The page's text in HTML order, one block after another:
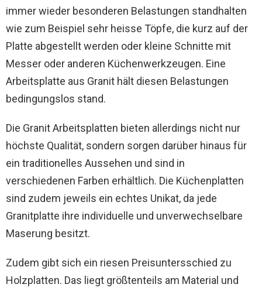
immer wieder besonderen Belastungen standhalten
wie zum Beispiel sehr heisse Töpfe, die kurz auf der
Platte abgestellt werden oder kleine Schnitte mit
Messer oder anderen Küchenwerkzeugen. Eine
Arbeitsplatte aus Granit hält diesen Belastungen
bedingungslos stand.
Die Granit Arbeitsplatten bieten allerdings nicht nur
höchste Qualität, sondern sorgen darüber hinaus für
ein traditionelles Aussehen und sind in
verschiedenen Farben erhältlich. Die Küchenplatten
sind zudem jeweils ein echtes Unikat, da jede
Granitplatte ihre individuelle und unverwechselbare
Maserung besitzt.
Zudem gibt sich ein riesen Preisuntersschied zu
Holzplatten. Das liegt größtenteils am Material und